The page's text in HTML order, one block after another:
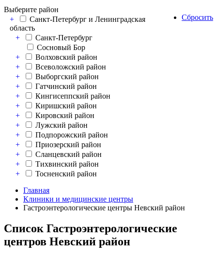
Сбросить
Выберите район
+
Санкт-Петербург и Ленинградская
область
+
Санкт-Петербург
Сосновый Бор
+
Волховский район
+
Всеволожский район
+
Выборгский район
+
Гатчинский район
+
Кингисеппский район
+
Киришский район
+
Кировский район
+
Лужский район
+
Подпорожский район
+
Приозерский район
+
Сланцевский район
+
Тихвинский район
+
Тосненский район
Главная
Клиники и медицинские центры
Гастроэнтерологические центры Невский район
Список Гастроэнтерологические
центров Невский район